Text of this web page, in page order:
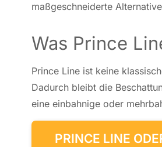
maß­ge­schnei­der­te
Was Prince
Prince Line ist keine
Dadurch bleibt die
eine ein­bah­ni­ge oder
PRINCE LINE